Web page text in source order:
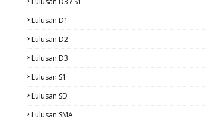
Lulusan D1
Lulusan D2
Lulusan D3
Lulusan S1
Lulusan SD
Lulusan SMA